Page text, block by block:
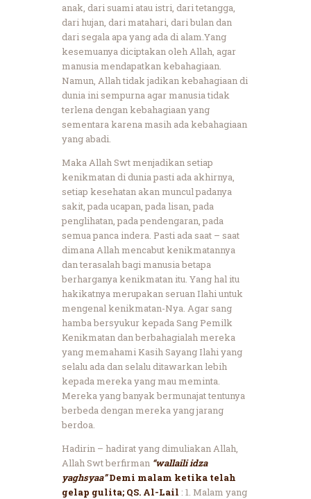
anak, dari suami atau istri, dari tetangga,
dari hujan, dari matahari, dari bulan dan
dari segala apa yang ada di alam.Yang
kesemuanya diciptakan oleh Allah, agar
manusia mendapatkan kebahagiaan.
Namun, Allah tidak jadikan kebahagiaan di
dunia ini sempurna agar manusia tidak
terlena dengan kebahagiaan yang
sementara karena masih ada kebahagiaan
yang abadi.
Maka Allah Swt menjadikan setiap
kenikmatan di dunia pasti ada akhirnya,
setiap kesehatan akan muncul padanya
sakit, pada ucapan, pada lisan, pada
penglihatan, pada pendengaran, pada
semua panca indera. Pasti ada saat – saat
dimana Allah mencabut kenikmatannya
dan terasalah bagi manusia betapa
berharganya kenikmatan itu. Yang hal itu
hakikatnya merupakan seruan Ilahi untuk
mengenal kenikmatan-Nya. Agar sang
hamba bersyukur kepada Sang Pemilk
Kenikmatan dan berbahagialah mereka
yang memahami Kasih Sayang Ilahi yang
selalu ada dan selalu ditawarkan lebih
kepada mereka yang mau meminta.
Mereka yang banyak bermunajat tentunya
berbeda dengan mereka yang jarang
berdoa.
Hadirin – hadirat yang dimuliakan Allah,
Allah Swt berfirman “wallaili idza
yaghsyaa”Demi malam ketika telah
gelap gulita; QS. Al-Lail : 1. Malam yang